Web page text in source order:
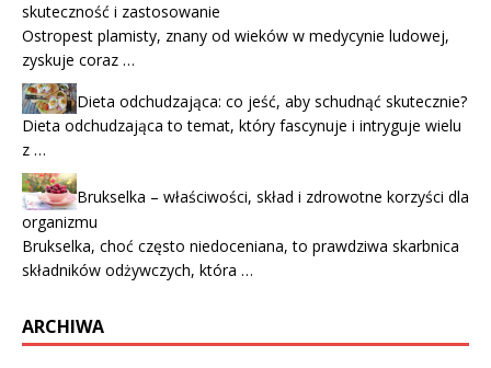
skuteczność i zastosowanie
Ostropest plamisty, znany od wieków w medycynie ludowej,
zyskuje coraz …
Dieta odchudzająca: co jeść, aby schudnąć skutecznie?
Dieta odchudzająca to temat, który fascynuje i intryguje wielu
z …
Brukselka – właściwości, skład i zdrowotne korzyści dla
organizmu
Brukselka, choć często niedoceniana, to prawdziwa skarbnica
składników odżywczych, która …
ARCHIWA